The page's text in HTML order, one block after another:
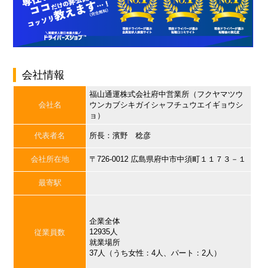
会社情報
会社名
福山通運株式会社府中営業所（フクヤマツウ
ウンカブシキガイシャフチュウエイギョウシ
ョ）
代表者名 所長：濱野 稔彦
会社所在地 〒726-0012 広島県府中市中須町１１７３－１
最寄駅
従業員数
企業全体
12935人
就業場所
37人（うち女性：4人、パート：2人）